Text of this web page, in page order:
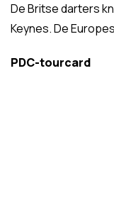
De Britse darters
Keynes. De
PDC-tourcard